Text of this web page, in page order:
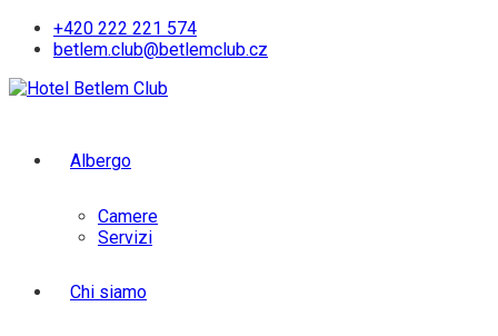
Skip
+420 222 221 574
betlem.club@betlemclub.cz
Albergo
Camere
Servizi
Chi siamo